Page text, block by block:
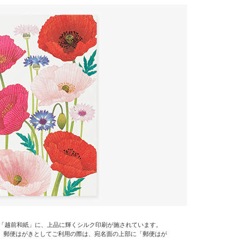
前和紙」に、上品に輝くシルク印刷が施されています。
便はがきとしてご利用の際は、宛名面の上部に「郵便はが